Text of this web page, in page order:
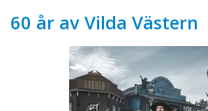
60 år av Vilda Västern